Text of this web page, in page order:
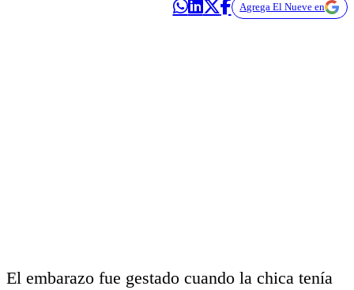
Agrega El Nueve en
El embarazo fue gestado cuando la chica tenía